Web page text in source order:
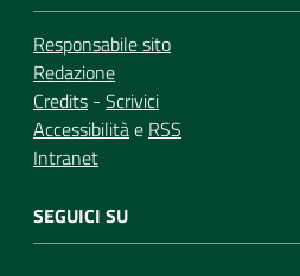
Responsabile sito
Redazione
Credits - Scrivici
Accessibilitàe RSS
Intranet
SEGUICI SU